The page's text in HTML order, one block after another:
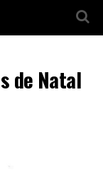
de Natal